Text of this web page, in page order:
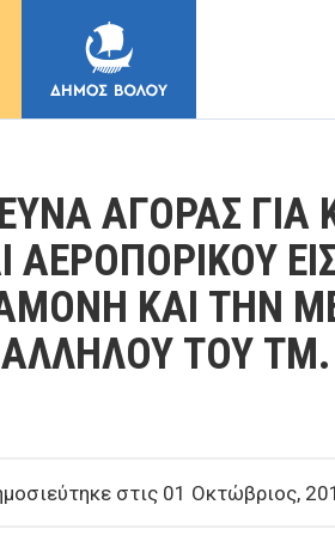
ΑΓΟΡΑΣ ΓΙΑ
ΑΕΡΟΠΟΡΙΚΟΥ
ΚΑΙ ΤΗΝ
ΤΟΥ ΤΜ.
στις 01 Οκτώβριος,